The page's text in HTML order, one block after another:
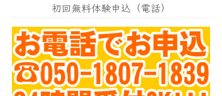
初回無料体験申込（電話）